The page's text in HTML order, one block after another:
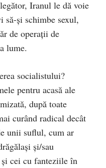
Iranul le dă voie
să-şi schimbe sexul,
de operaţii de
lume.
socialistului?
pentru acasă ale
după toate
curând radical decât
unii suflul, cum ar
şi/sau
cei cu fanteziile în